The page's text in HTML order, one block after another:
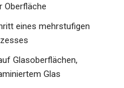
Oberfläche
eines mehrstufigen
Glasoberflächen,
Glas